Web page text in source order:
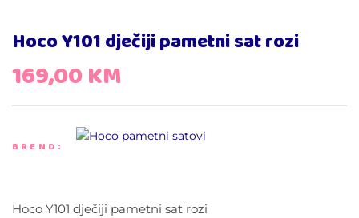
Hoco Y101 dječiji pametni sat rozi
169,00KM
BREND:
Hoco Y101 dječiji pametni sat rozi